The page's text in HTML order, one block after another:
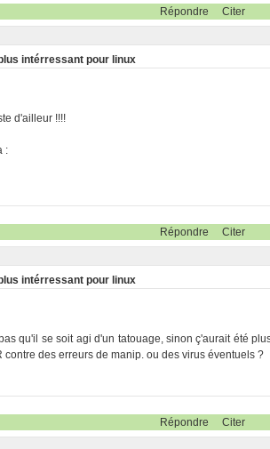
Répondre Citer
intérressant pour linux
d'ailleur !!!!
:
Répondre Citer
intérressant pour linux
qu'il se soit agi d'un tatouage, sinon ç'aurait été
contre des erreurs de manip. ou des virus éventuels ?
Répondre Citer